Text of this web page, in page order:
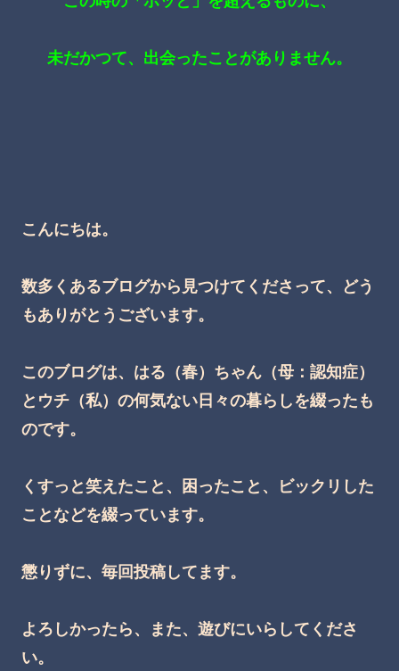
未だかつて、出会ったことがありません。
こんにちは。
数多くあるブログから見つけてくださって、どう
もありがとうございます。
このブログは、はる（春）ちゃん（母：認知症）
とウチ（私）の何気ない日々の暮らしを綴ったも
のです。
くすっと笑えたこと、困ったこと、ビックリした
ことなどを綴っています。
懲りずに、毎回投稿してます。
よろしかったら、また、遊びにいらしてくださ
い。